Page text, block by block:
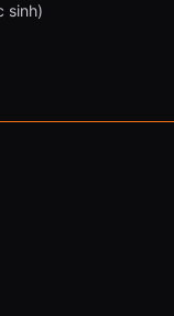
sinh)